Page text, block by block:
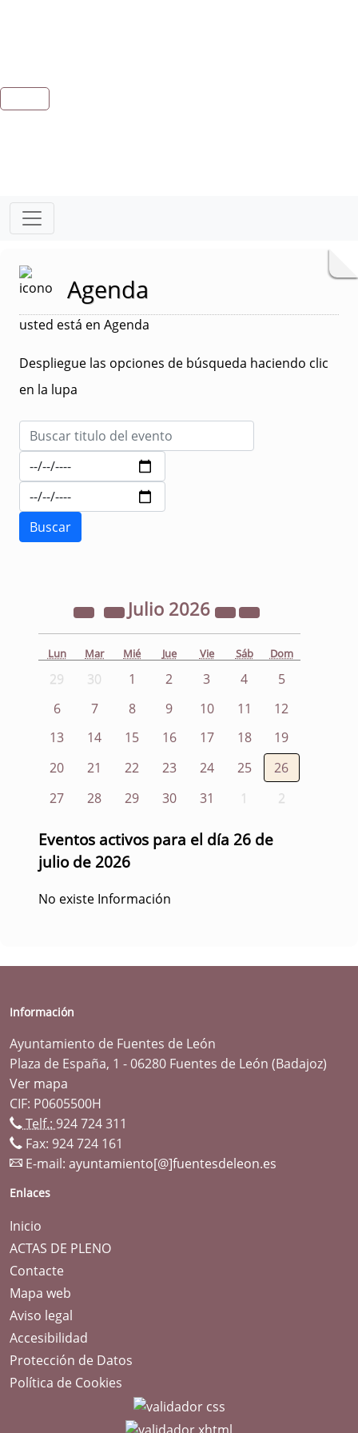
Agenda
usted está en Agenda
Despliegue las opciones de búsqueda haciendo clic
en la lupa
Julio 2026
Lun Mar Mié Jue Vie Sáb Dom
29 30 1 2 3 4
5
6
7 8 9 10 11
12
13
14 15 16 17 18
19
20
21 22 23 24 25
26
27
28 29 30 31 1 2
Eventos activos para el día 26 de
julio de 2026
No existe Información
Información
Ayuntamiento de Fuentes de León
Plaza de España, 1 - 06280 Fuentes de León (Badajoz)
Ver mapa
CIF: P0605500H
Telf.: 924 724 311
Fax: 924 724 161
E-mail: ayuntamiento[@]fuentesdeleon.es
Enlaces
Inicio
ACTAS DE PLENO
Contacte
Mapa web
Aviso legal
Accesibilidad
Protección de Datos
Política de Cookies